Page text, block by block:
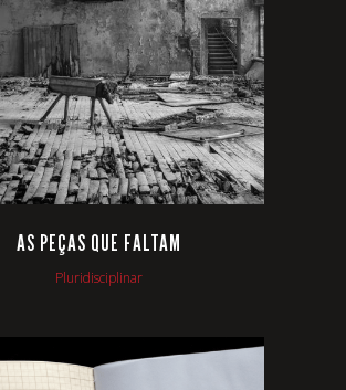
VIEW
AS PEÇAS QUE FALTAM
Pluridisciplinar